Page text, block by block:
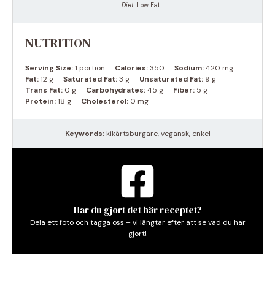
Diet: Low Fat
NUTRITION
Serving Size:1 portion Calories:350 Sodium:420 mg
Fat:12 g Saturated Fat:3 g Unsaturated Fat: 9 g
Trans Fat: 0 g Carbohydrates:45 g Fiber: 5 g
Protein:18 g Cholesterol: 0 mg
Keywords:kikärtsburgare, vegansk, enkel
Har du gjort det här receptet?
Dela ett foto och tagga oss – vi längtar efter att se vad du har
gjort!